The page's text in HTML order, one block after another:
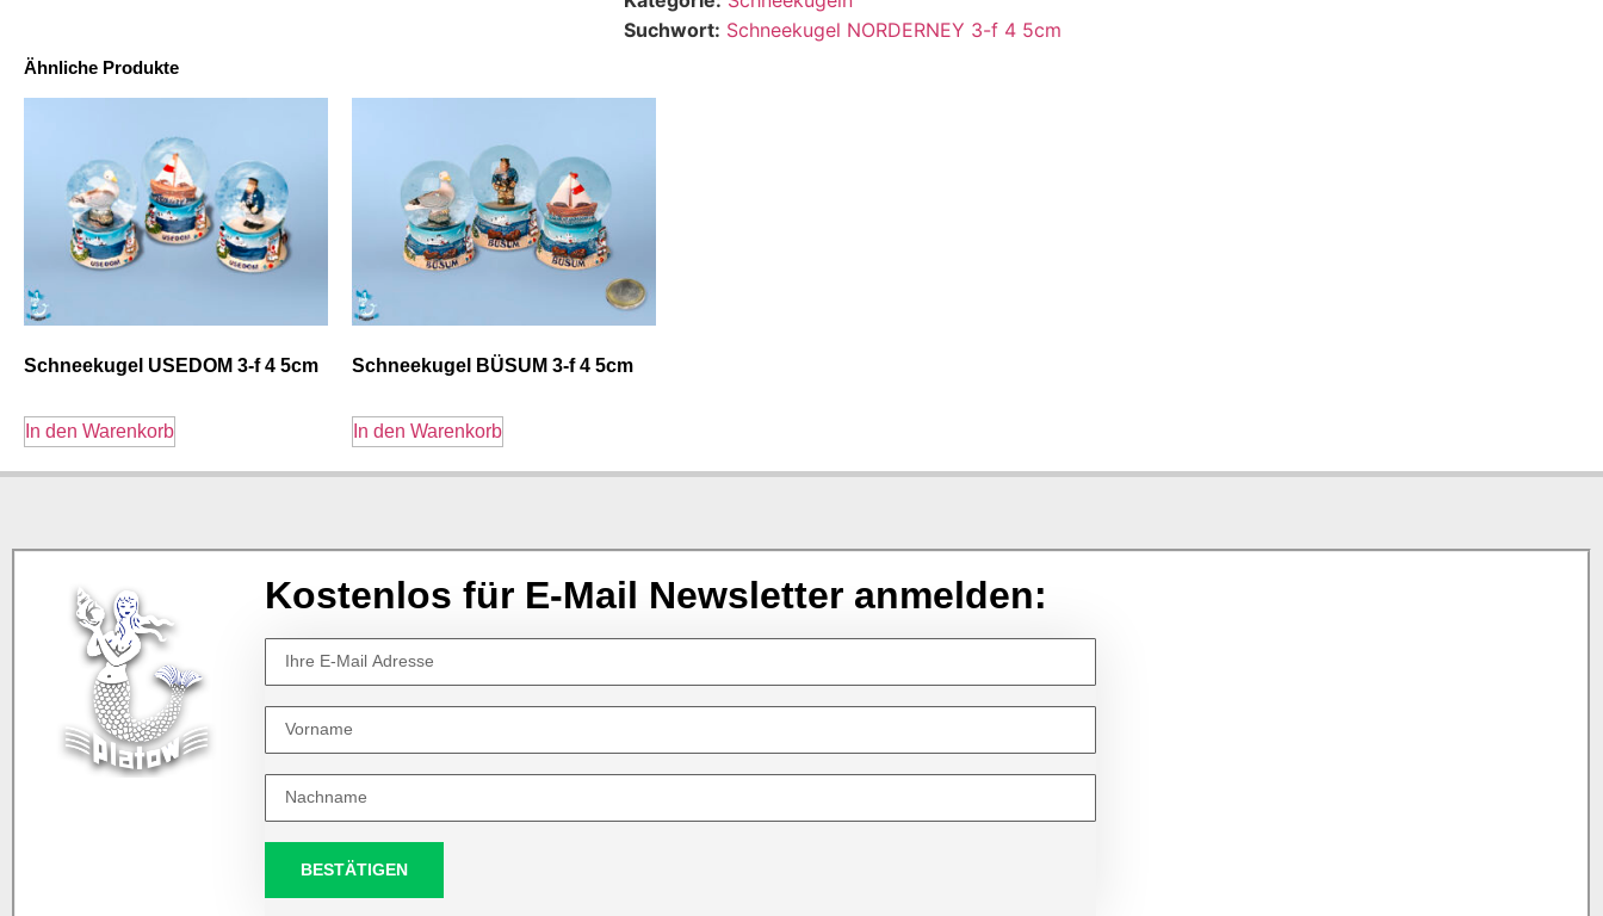
Suchwort: Schneekugel NORDERNEY 3-f 4 5cm
Ähnliche Produkte
Schneekugel USEDOM 3-f 4 5cm
In den Warenkorb
Schneekugel BÜSUM 3-f 4 5cm
In den Warenkorb
Kostenlos für E-Mail Newsletter anmelden:
BESTÄTIGEN